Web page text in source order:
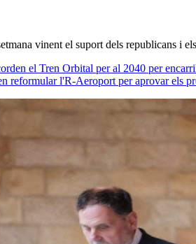
vinent el suport dels republicans i
el Tren Orbital per al 2040 per
reformular l'R-Aeroport per aprovar els